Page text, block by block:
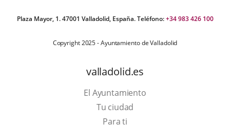
Plaza Mayor, 1. 47001 Valladolid, España. Teléfono:+34 983 426 100
Copyright 2025 - Ayuntamiento de Valladolid
valladolid.es
El Ayuntamiento
Tu ciudad
Para ti